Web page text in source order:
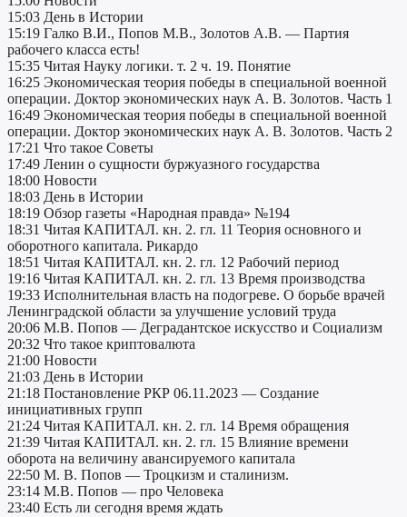
15:03 День в Истории
15:19 Галко В.И., Попов М.В., Золотов А.В. — Партия
рабочего класса есть!
15:35 Читая Науку логики. т. 2 ч. 19. Понятие
16:25 Экономическая теория победы в специальной военной
операции. Доктор экономических наук А. В. Золотов. Часть 1
16:49 Экономическая теория победы в специальной военной
операции. Доктор экономических наук А. В. Золотов. Часть 2
17:21 Что такое Советы
17:49 Ленин о сущности буржуазного государства
18:00 Новости
18:03 День в Истории
18:19 Обзор газеты «Народная правда» №194
18:31 Читая КАПИТАЛ. кн. 2. гл. 11 Теория основного и
оборотного капитала. Рикардо
18:51 Читая КАПИТАЛ. кн. 2. гл. 12 Рабочий период
19:16 Читая КАПИТАЛ. кн. 2. гл. 13 Время производства
19:33 Исполнительная власть на подогреве. О борьбе врачей
Ленинградской области за улучшение условий труда
20:06 М.В. Попов — Деградантское искусство и Социализм
20:32 Что такое криптовалюта
21:00 Новости
21:03 День в Истории
21:18 Постановление РКР 06.11.2023 — Создание
инициативных групп
21:24 Читая КАПИТАЛ. кн. 2. гл. 14 Время обращения
21:39 Читая КАПИТАЛ. кн. 2. гл. 15 Влияние времени
оборота на величину авансируемого капитала
22:50 М. В. Попов — Троцкизм и сталинизм.
23:14 М.В. Попов — про Человека
23:40 Есть ли сегодня время ждать